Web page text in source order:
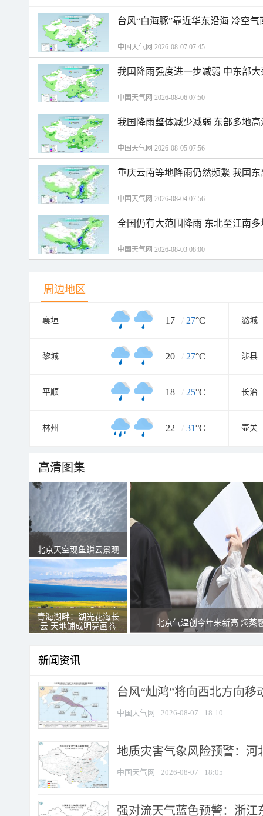
台风“白海豚”靠近华东沿海 冷空
中国天气网 2026-08-07 07:45
我国降雨强度进一步减弱 中东部
中国天气网 2026-08-06 07:50
我国降雨整体减少减弱 东部多地
中国天气网 2026-08-05 07:56
重庆云南等地降雨仍然频繁 我国
中国天气网 2026-08-04 07:56
全国仍有大范围降雨 东北至江南
中国天气网 2026-08-03 08:00
周边地区
襄垣 17 / 27°C 潞城
黎城 20 / 27°C 涉县
平顺 18 / 25°C 长治
林州 22 / 31°C 壶关
高清图集
北京天空现鱼鳞云景观
青海湖畔：湖光花海长
云 天地铺成明亮画卷
北京气温创今年来新高 焖蒸
新闻资讯
台风“灿鸿”将向西北方向移
中国天气网 2026-08-07 18:10
地质灾害气象风险预警：河
中国天气网 2026-08-07 18:05
强对流天气蓝色预警：浙江